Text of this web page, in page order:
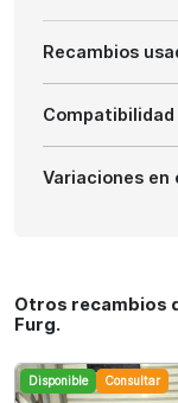
Recambios
Compatibilidad
Variaciones en
Otros recambios
Furg.
Disponible Consultar